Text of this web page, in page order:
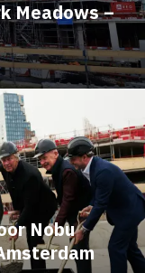
Meadows –
Nobu